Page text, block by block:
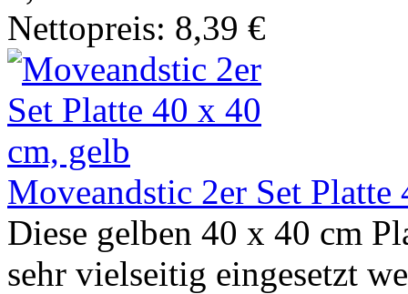
Nettopreis: 8,39 €
Moveandstic 2er Set
Diese gelben 40 x 40 cm
sehr vielseitig eingesetzt